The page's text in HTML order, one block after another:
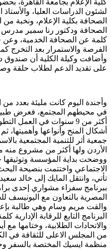
لشئون الدراسات العليا، والأستاذ
الصحافة بكلية الإعلام، ونخبة
الصحافة ودكتور رنا سمير
كلمة عن الصحافة الخدمية، وعن
الفرصة والاستمرار بعد التخرج
وأضافت وكيلة الكلية أن صندوق
على تقديد الدعم لطلاب حلقة
وأجندة اليوم كانت مليئة بعدد من
في محيطهم المجتمع، فعرض
أكثر من 9 سنوات في
أشكال المنح وأنواعها
جمعية أثر للتنمية المجتمعية
الأردن ولها أكثر من مشروع
ووضحت بداية المؤسسة وتوثيقها
الاجتماعي واختتمت بنصيحة
تأتي، وانتقل المايك إلى خالد
ببرنامج سفراء مشواري إحدى
المصرية بالتعاون مع اليونيسف
والقت مريم وسام وهي طالبة
البرنامج التابع للرقابة الإدارية
والاتحادات الطلابية، وختامها
من المجلس الاعلى للثقافة في
منظمة ايسيك المختصة بالسفر